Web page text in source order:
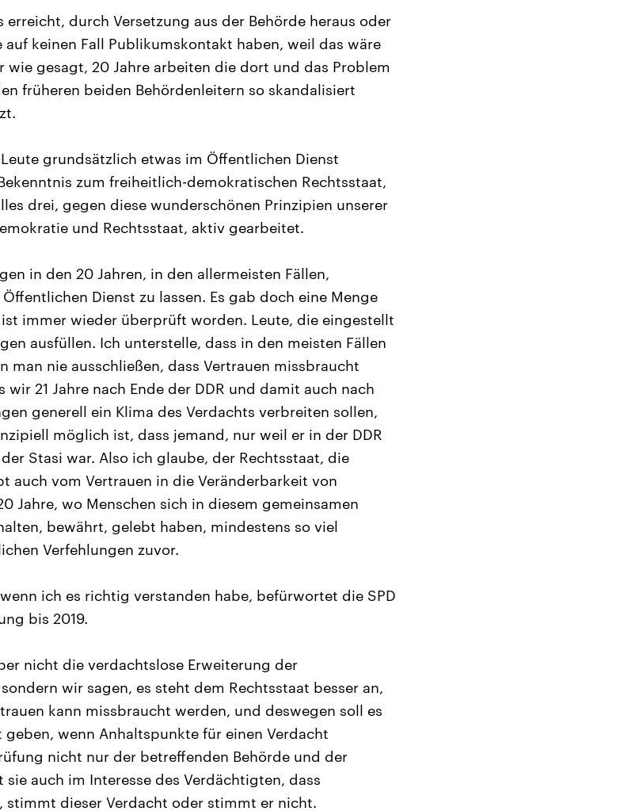
erreicht, durch Versetzung aus der Behörde heraus oder
auf keinen Fall Publikumskontakt haben, weil das wäre
gesagt, 20 Jahre arbeiten die dort und das Problem
früheren beiden Behördenleitern so skandalisiert
grundsätzlich etwas im Öffentlichen Dienst
zum freiheitlich-demokratischen Rechtsstaat,
drei, gegen diese wunderschönen Prinzipien unserer
und Rechtsstaat, aktiv gearbeitet.
in den 20 Jahren, in den allermeisten Fällen,
Dienst zu lassen. Es gab doch eine Menge
immer wieder überprüft worden. Leute, die eingestellt
ausfüllen. Ich unterstelle, dass in den meisten Fällen
man nie ausschließen, dass Vertrauen missbraucht
21 Jahre nach Ende der DDR und damit auch nach
generell ein Klima des Verdachts verbreiten sollen,
möglich ist, dass jemand, nur weil er in der DDR
Stasi war. Also ich glaube, der Rechtsstaat, die
auch vom Vertrauen in die Veränderbarkeit von
Jahre, wo Menschen sich in diesem gemeinsamen
bewährt, gelebt haben, mindestens so viel
Verfehlungen zuvor.
ich es richtig verstanden habe, befürwortet die SPD
bis 2019.
nicht die verdachtslose Erweiterung der
wir sagen, es steht dem Rechtsstaat besser an,
kann missbraucht werden, und deswegen soll es
wenn Anhaltspunkte für einen Verdacht
nicht nur der betreffenden Behörde und der
auch im Interesse des Verdächtigten, dass
dieser Verdacht oder stimmt er nicht.